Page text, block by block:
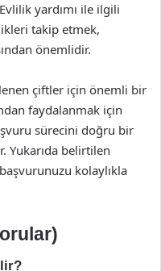
yardımı ile ilgili
takip etmek,
önemlidir.
çiftler için önemli bir
faydalanmak için
sürecini doğru bir
Yukarıda belirtilen
kolaylıkla